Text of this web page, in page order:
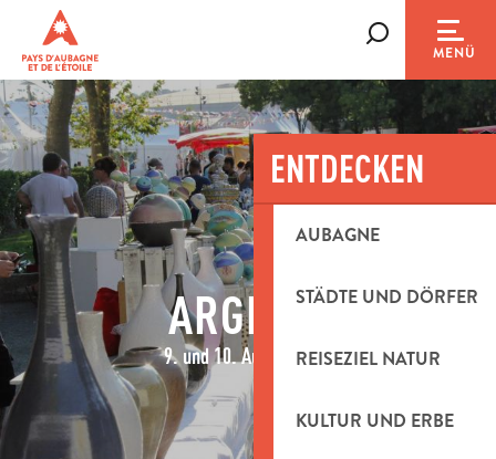
contenu
principal
MENÜ
ENTDECKEN
AUBAGNE
STÄDTE UND DÖRFER
REISEZIEL NATUR
KULTUR UND ERBE
ARGILLA
9. und 10. August 2025